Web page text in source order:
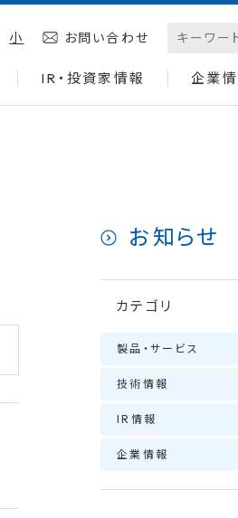
小 お問い合わせ
IR・投資家情報 企業
お知らせ
カテゴリ
製品・サービス
技術情報
IR情報
企業情報